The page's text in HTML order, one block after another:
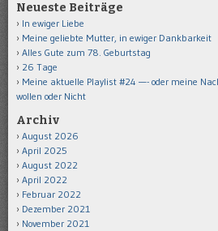
Neueste Beiträge
In ewiger Liebe
Meine geliebte Mutter, in ewiger Dankbarkeit
Alles Gute zum 78. Geburtstag
26 Tage
Meine aktuelle Playlist #24 —- oder meine
wollen oder Nicht
Archiv
August 2026
April 2025
August 2022
April 2022
Februar 2022
Dezember 2021
November 2021